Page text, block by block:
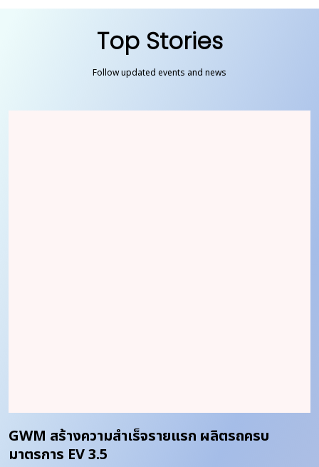
Top Stories
Follow updated events and news
GWM สร้างความสำเร็จรายแรก ผลิตรถครบ
มาตรการ EV 3.5